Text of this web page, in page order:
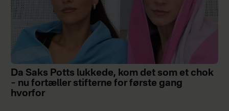
Da Saks Potts lukkede, kom det som et chok
– nu fortæller stifterne for første gang
hvorfor